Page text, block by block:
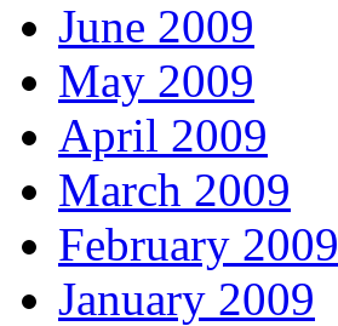
June 2009
May 2009
April 2009
March 2009
February 2009
January 2009